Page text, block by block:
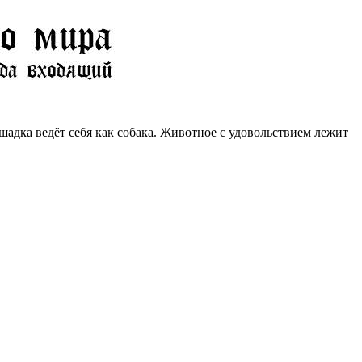
ведёт себя как собака. Животное с удовольствием лежит